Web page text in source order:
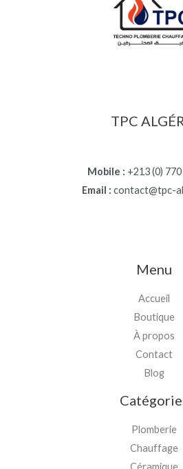
TPC
Mobile : +213 (0)
Email : contact@tpc-
Menu
Accueil
Boutique
À propos
Contact
Blog
Plomberie
Chauffage